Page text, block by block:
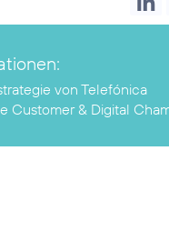
von Telefónica
Customer & Digital